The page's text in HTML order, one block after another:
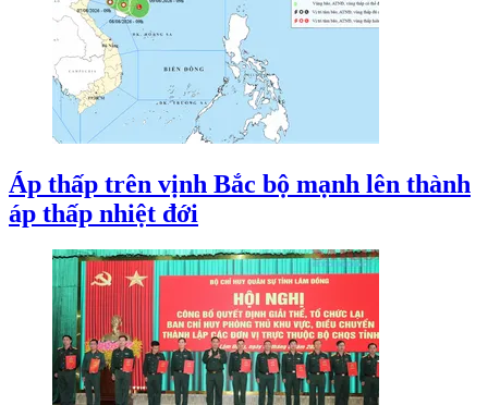
Áp thấp trên vịnh Bắc bộ mạnh lên thành
áp thấp nhiệt đới